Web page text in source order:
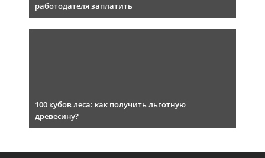
работодателя заплатить
100 кубов леса: как получить льготную
древесину?